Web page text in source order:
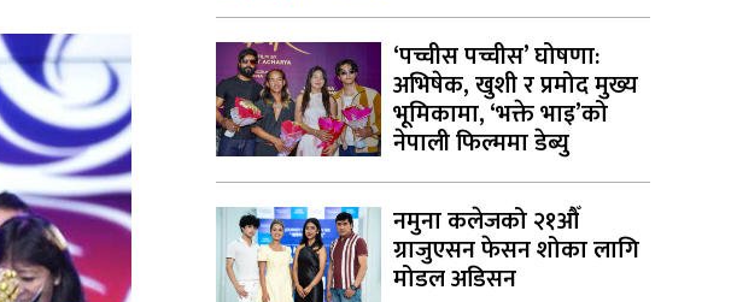
‘पच्चीस पच्चीस’ घोषणा:
अभिषेक, खुशी र प्रमोद मुख्य
भूमिकामा, ‘भक्ते भाइ’को
नेपाली फिल्ममा डेब्यु
नमुना कलेजको २१औँ
ग्राजुएसन फेसन शोका लागि
मोडल अडिसन